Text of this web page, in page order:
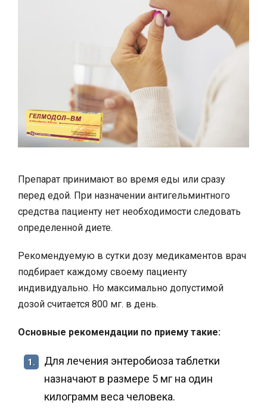
Препарат принимают во время еды или сразу
перед едой. При назначении антигельминтного
средства пациенту нет необходимости следовать
определенной диете.
Рекомендуемую в сутки дозу медикаментов врач
подбирает каждому своему пациенту
индивидуально. Но максимально допустимой
дозой считается 800 мг. в день.
Основные рекомендации по приему такие:
1.
Для лечения энтеробиоза таблетки
назначают в размере 5 мг на один
килограмм веса человека.